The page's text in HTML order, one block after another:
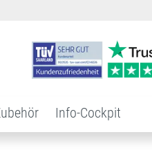
Info-Cockpit